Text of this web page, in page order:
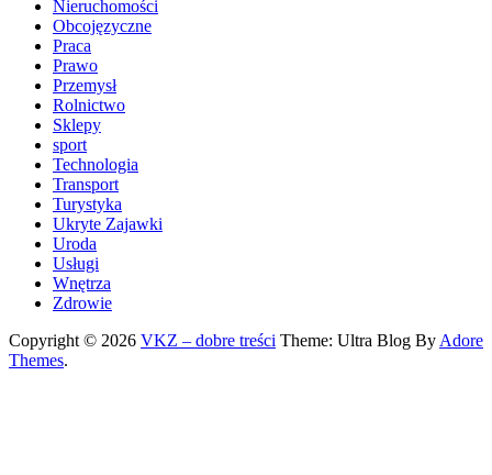
Nieruchomości
Obcojęzyczne
Praca
Prawo
Przemysł
Rolnictwo
Sklepy
sport
Technologia
Transport
Turystyka
Ukryte Zajawki
Uroda
Usługi
Wnętrza
Zdrowie
Copyright © 2026 VKZ – dobre treści Theme: Ultra Blog ByAdore
Themes.